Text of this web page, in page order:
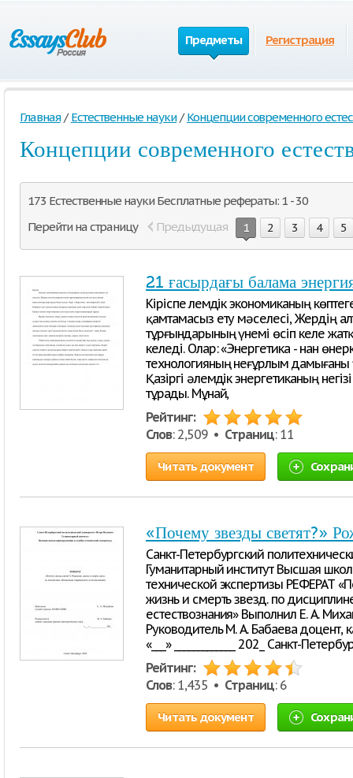
Предметы Регистрация
Главная / Естественные науки / Концепции современного
Концепции современного
173 Естественные науки Бесплатные рефераты: 1 - 30
Перейти на страницу
Предыдущая 1 2 3 4 5
21 ғасырдағы балама
Кіріспе Әлемдік экономиканың
қамтамасыз ету мәселесі, Жердің
тұрғындарының үнемі өсіп келе
келеді. Олар: «Энергетика - нан
технологияның неғұрлым дамығаны
Қазіргі әлемдік энергетиканың
тұрады. Мұнай,
Рейтинг:
Слов: 2,509 • Страниц: 11
Читать документ
«Почему звезды светят?»
Санкт-Петербургский
Гуманитарный институт Высшая
технической экспертизы РЕФЕРАТ
жизнь и смерть звезд. по
естествознания» Выполнил Е. А.
Руководитель М. А. Бабаева доцент,
«___» _____________ 202_ Санкт-
Рейтинг:
Слов: 1,435 • Страниц: 6
Читать документ